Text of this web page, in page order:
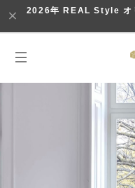
2026年 REAL Style オ